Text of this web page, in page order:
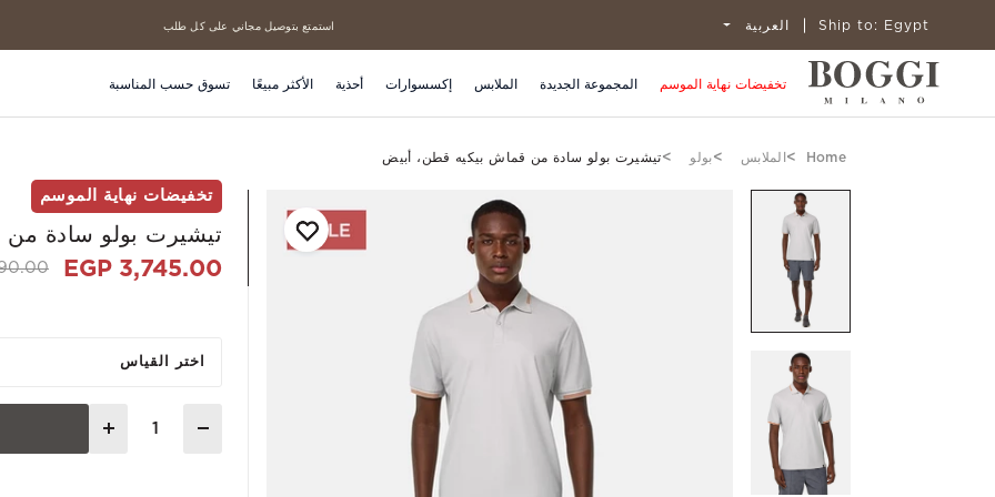
Ship to: Egypt العربية استمتع بتوصيل مجاني على كل طلب
منتجاتنا الأكثر مبيعاً
تخفيضات نهاية الموسم المجموعة الجديدة الملابس إكسسوارات أحذية الأكثر مبيعًا تسوق حسب المناسبة
Home الملابس بولو تيشيرت بولو سادة من قماش بيكيه قطن، أبيض
تخفيضات نهاية الموسم
تيشيرت بولو سادة
3,745.00 EGP
from
EGP
اختر القياس